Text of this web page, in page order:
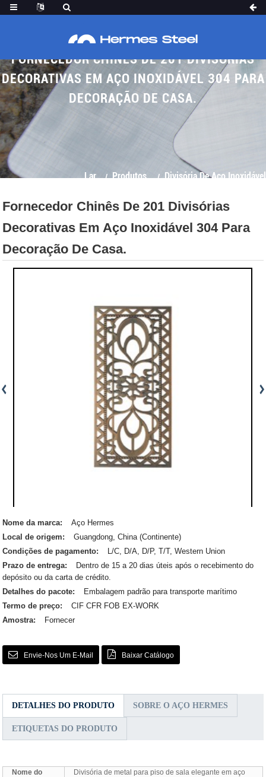
FORNECEDOR CHINÊS DE 201 DIVISÓRIAS
DECORATIVAS EM AÇO INOXIDÁVEL 304 PARA
DECORAÇÃO DE CASA.
Lar Produtos Divisória De Aço Inoxidável
Fornecedor Chinês De 201 Divisórias
Decorativas Em Aço Inoxidável 304 Para
Decoração De Casa.
Nome da marca:
Aço Hermes
Local de origem:
Guangdong, China (Continente)
Condições de pagamento:
L/C, D/A, D/P, T/T, Western Union
Prazo de entrega:
Dentro de 15 a 20 dias úteis após o recebimento do
depósito ou da carta de crédito.
Detalhes do pacote:
Embalagem padrão para transporte marítimo
Termo de preço:
CIF CFR FOB EX-WORK
Amostra:
Fornecer
Envie-Nos Um E-Mail Baixar Catálogo
DETALHES DO PRODUTO SOBRE O AÇO HERMES
ETIQUETAS DO PRODUTO
Nome do
Divisória de metal para piso de sala elegante em aço